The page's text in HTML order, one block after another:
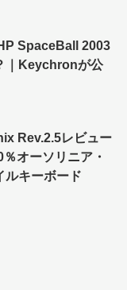
SpaceBall 2003
｜Keychronが公
Rev.2.5レビュー
％オーソリニア・
ルキーボード